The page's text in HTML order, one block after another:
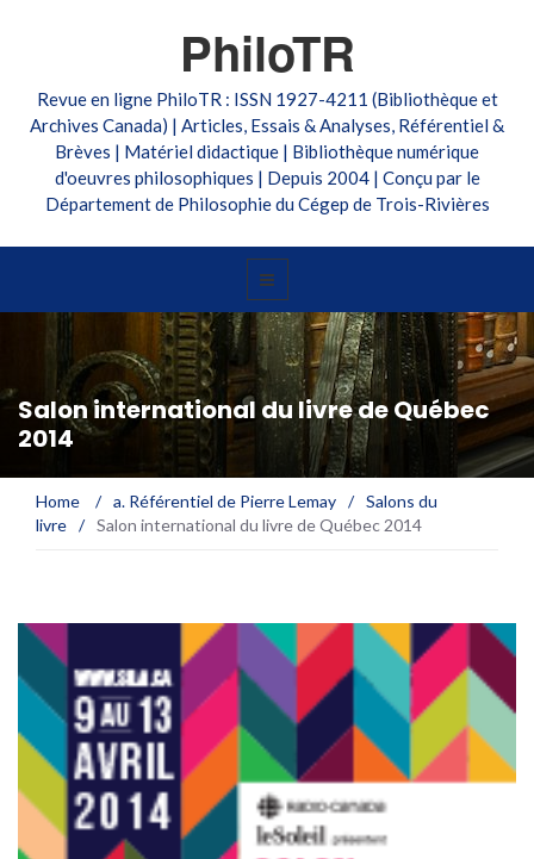
PhiloTR
Revue en ligne PhiloTR : ISSN 1927-4211 (Bibliothèque et
Archives Canada) | Articles, Essais & Analyses, Référentiel &
Brèves | Matériel didactique | Bibliothèque numérique
d'oeuvres philosophiques | Depuis 2004 | Conçu par le
Département de Philosophie du Cégep de Trois-Rivières
Salon international du livre de Québec
2014
Home / a. Référentiel de Pierre Lemay / Salons du
livre / Salon international du livre de Québec 2014